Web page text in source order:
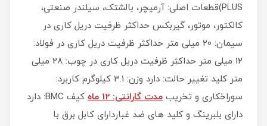
PLUS)قطعات اصلی: آرمیچر، بالشتک، سیلندر صنعتی،
کالکتور، موتور، گیربکس حداکثر ظرفیت دریل کاری در
سیمان: 20 میلی متر حداکثر ظرفیت دریل کاری در فولاد:
12 میلی متر حداکثر ظرفیت دریل کاری در چوب: 28 میلی
متر کلید تغییر حالت: دارد وزن: 3.1 کیلوگرم کاربرد:
سوراخکاری و تخریب مدت گارانتی: 12 ماه
کیف BMC: دارد
دارای بلبرینگ و کلید های ضد غباردارای کابل برق با